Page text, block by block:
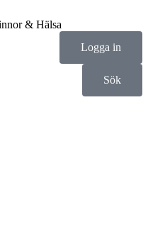
Logga in
Sök